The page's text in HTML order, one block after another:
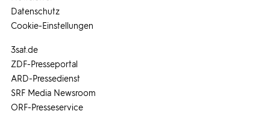
3sat.de
ZDF-Presseportal
ARD-Pressedienst
SRF Media Newsroom
ORF-Presseservice
Datenschutz
Cookie-Einstellungen